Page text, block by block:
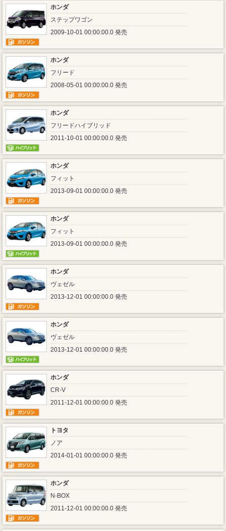
ホンダ
ステップワゴン
2009-10-01 00:00:00.0 発売
ホンダ
フリード
2008-05-01 00:00:00.0 発売
ホンダ
フリードハイブリッド
2011-10-01 00:00:00.0 発売
ホンダ
フィット
2013-09-01 00:00:00.0 発売
ホンダ
フィット
2013-09-01 00:00:00.0 発売
ホンダ
ヴェゼル
2013-12-01 00:00:00.0 発売
ホンダ
ヴェゼル
2013-12-01 00:00:00.0 発売
ホンダ
CR-V
2011-12-01 00:00:00.0 発売
トヨタ
ノア
2014-01-01 00:00:00.0 発売
ホンダ
N-BOX
2011-12-01 00:00:00.0 発売